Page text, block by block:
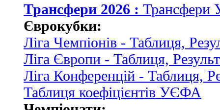
Трансфери 2026 : Трансфери
Єврокубки:
Ліга Чемпіонів - Таблиця,
Ліга Європи - Таблиця,
Ліга Конференцій - Таблиця,
Таблиця коефіцієнтів УЄФА